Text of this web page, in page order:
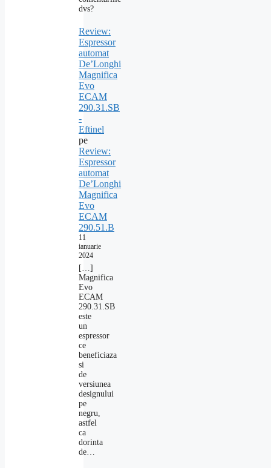
dvs?
Review:
Espressor
automat
De’Longhi
Magnifica
Evo
ECAM
290.31.SB
-
Eftinel
pe
Review:
Espressor
automat
De’Longhi
Magnifica
Evo
ECAM
290.51.B
11
ianuarie
2024
[…]
Magnifica
Evo
ECAM
290.31.SB
este
un
espressor
ce
beneficiaza
si
de
versiunea
designului
pe
negru,
astfel
ca
dorinta
de…